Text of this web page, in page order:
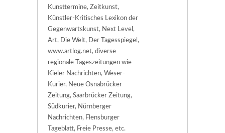
Kunsttermine, Zeitkunst,
Künstler-Kritisches Lexikon der
Gegenwartskunst, Next Level,
Art, Die Welt, Der Tagesspiegel,
www.artlog.net, diverse
regionale Tageszeitungen wie
Kieler Nachrichten, Weser-
Kurier, Neue Osnabrücker
Zeitung, Saarbrücker Zeitung,
Südkurier, Nürnberger
Nachrichten, Flensburger
Tageblatt, Freie Presse, etc.